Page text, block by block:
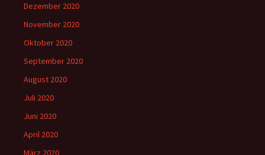
Dezember 2020
November 2020
Oktober 2020
September 2020
August 2020
Juli 2020
Juni 2020
April 2020
März 2020